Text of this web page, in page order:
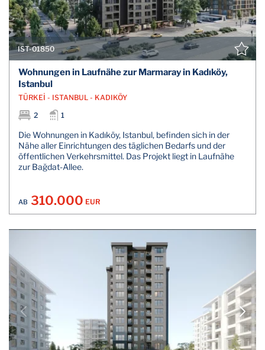
IST-01850
Wohnungen in Laufnähe zur Marmaray in Kadıköy,
Istanbul
TÜRKEİ - ISTANBUL - KADIKÖY
2
1
Die Wohnungen in Kadıköy, Istanbul, befinden sich in der
Nähe aller Einrichtungen des täglichen Bedarfs und der
öffentlichen Verkehrsmittel. Das Projekt liegt in Laufnähe
zur Bağdat-Allee.
AB 310.000 EUR